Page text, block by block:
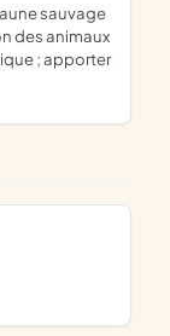
des animaux
; apporter